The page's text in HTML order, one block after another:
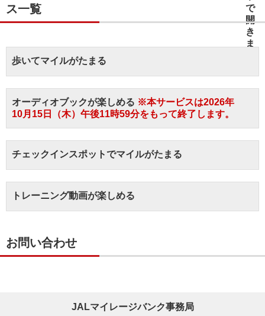
ス一覧
歩いてマイルがたまる
オーディオブックが楽しめる ※本サービスは2026年
10月15日（木）午後11時59分をもって終了します。
チェックインスポットでマイルがたまる
トレーニング動画が楽しめる
お問い合わせ
JALマイレージバンク事務局